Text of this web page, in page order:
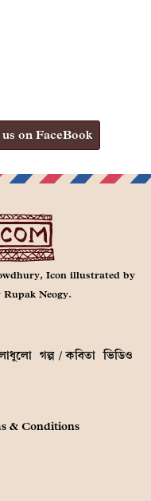
on FaceBook
Icon illustrated by
Neogy.
গল্প / কবিতা ভিডিও
& Conditions